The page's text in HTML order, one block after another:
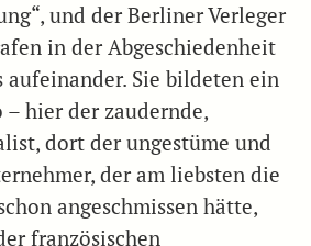
und der Berliner Verleger
in der Abgeschiedenheit
aufeinander. Sie bildeten ein
hier der zaudernde,
dort der ungestüme und
der am liebsten die
angeschmissen hätte,
französischen